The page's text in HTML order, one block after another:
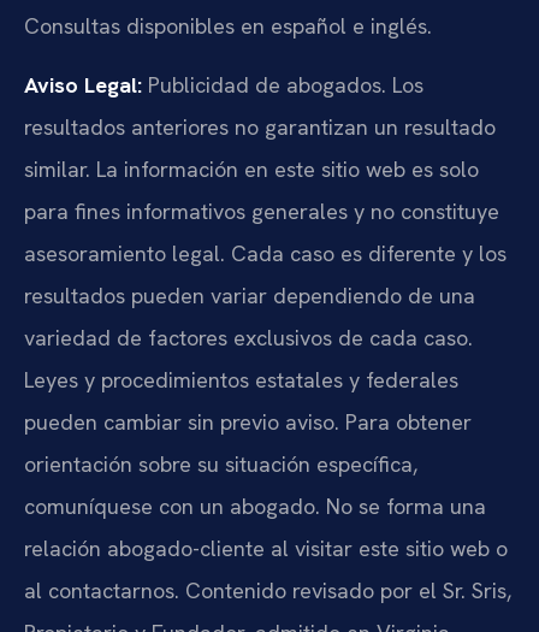
Consultas disponibles en español e inglés.
Aviso Legal: Publicidad de abogados. Los
resultados anteriores no garantizan un resultado
similar. La información en este sitio web es solo
para fines informativos generales y no constituye
asesoramiento legal. Cada caso es diferente y los
resultados pueden variar dependiendo de una
variedad de factores exclusivos de cada caso.
Leyes y procedimientos estatales y federales
pueden cambiar sin previo aviso. Para obtener
orientación sobre su situación específica,
comuníquese con un abogado. No se forma una
relación abogado-cliente al visitar este sitio web o
al contactarnos. Contenido revisado por el Sr. Sris,